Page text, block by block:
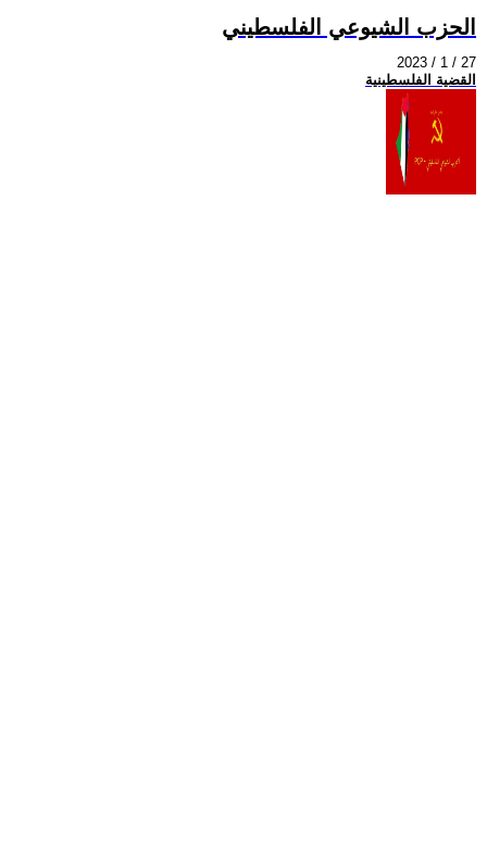
الحزب الشيوعي الفلسطيني
2023 / 1 / 27
القضية الفلسطينية